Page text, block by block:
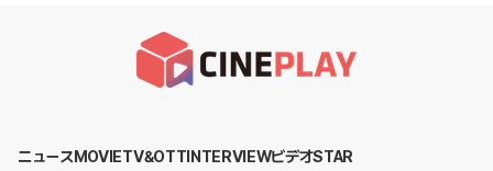
ニュースMOVIETV&OTTINTERVIEWビデオSTAR